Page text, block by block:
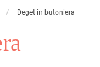
/ Deget in butoniera